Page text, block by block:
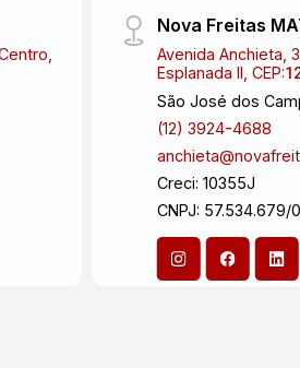
Pindamonhangaba/
oportunidade passar!
Nova Freitas
Avenida Anchieta,
Esplanada II, CEP:
São José dos
(12) 3924-4688
Creci: 10355J
CNPJ: 57.534.679/